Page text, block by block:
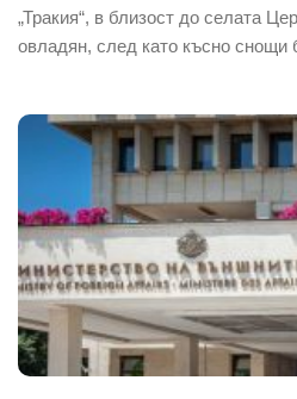
„Тракия“, в близост до селата
овладян, след като късно снощи